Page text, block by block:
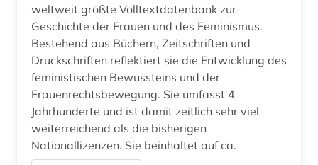
weltweit größte Volltextdatenbank zur
Geschichte der Frauen und des Feminismus.
Bestehend aus Büchern, Zeitschriften und
Druckschriften reflektiert sie die Entwicklung des
feministischen Bewussteins und der
Frauenrechtsbewegung. Sie umfasst 4
Jahrhunderte und ist damit zeitlich sehr viel
weiterreichend als die bisherigen
Nationallizenzen. Sie beinhaltet auf ca.